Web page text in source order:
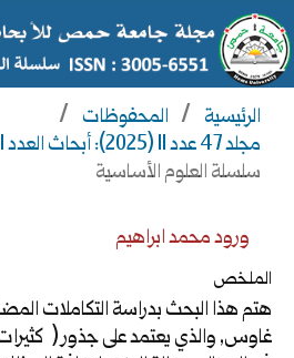
الرئيسية / المحفوظات /
مجلد 47 عدد 11 (2025): أبحاث العدد 11
سلسلة العلوم الأساسية
ورود محمد ابراهيم
الملخص
هتم هذا البحث بدراسة التكاملات
غاوس, والذي يعتمد على جذور(